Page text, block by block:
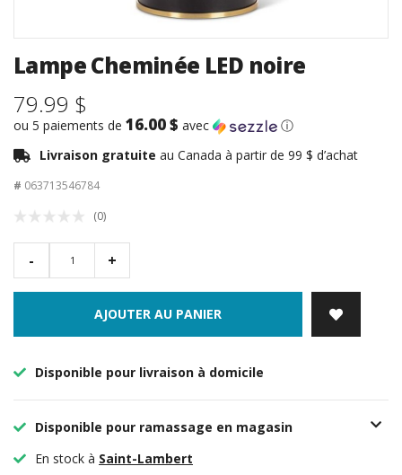
Lampe Cheminée LED noire
79.99 $
ou 5 paiements de 16.00 $ avec
ⓘ
Livraison gratuite au Canada à partir de 99 $ d’achat
# 063713546784
(0)
- +
AJOUTER AU PANIER
Disponible pour livraison à domicile
Disponible pour ramassage en magasin
En stock à Saint-Lambert